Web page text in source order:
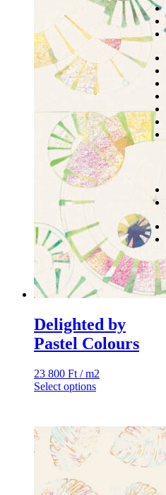
Delighted by
Pastel Colours
23 800 Ft / m2
Select options